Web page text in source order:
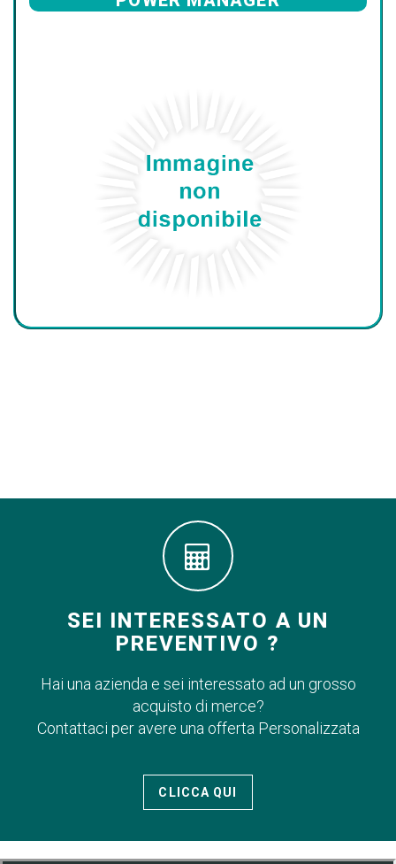
SEI INTERESSATO A UN
PREVENTIVO ?
Hai una azienda e sei interessato ad un grosso
acquisto di merce?
Contattaci per avere una offerta Personalizzata
CLICCA QUI